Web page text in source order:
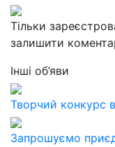
Тільки
залишити
Інші об’яви
Творчий конкурс
Запрошуємо